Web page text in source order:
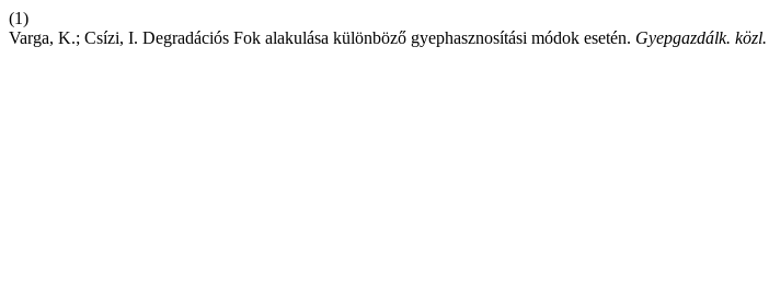
(1)
Varga, K.; Csízi, I. Degradációs Fok alakulása különböző gyephasznosítási módok esetén. Gyepgazdálk. közl.